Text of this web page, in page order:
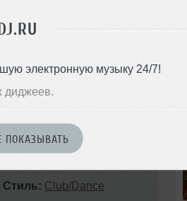
электронную музыку 24/7!
диджеев.
ПОКАЗЫВАТЬ
Стиль: Club/Dance